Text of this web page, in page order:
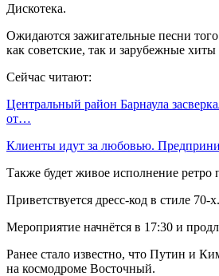
Дискотека.
Ожидаются зажигательные песни
как советские, так и зарубежные хиты
Сейчас читают:
Центральный район Барнаула
от…
Клиенты идут за любовью.
Также будет живое исполнение ретро
Приветствуется дресс-код в стиле 70-х.
Мероприятие начнётся в 17:30 и
Ранее стало известно, что Путин и
на космодроме Восточный.